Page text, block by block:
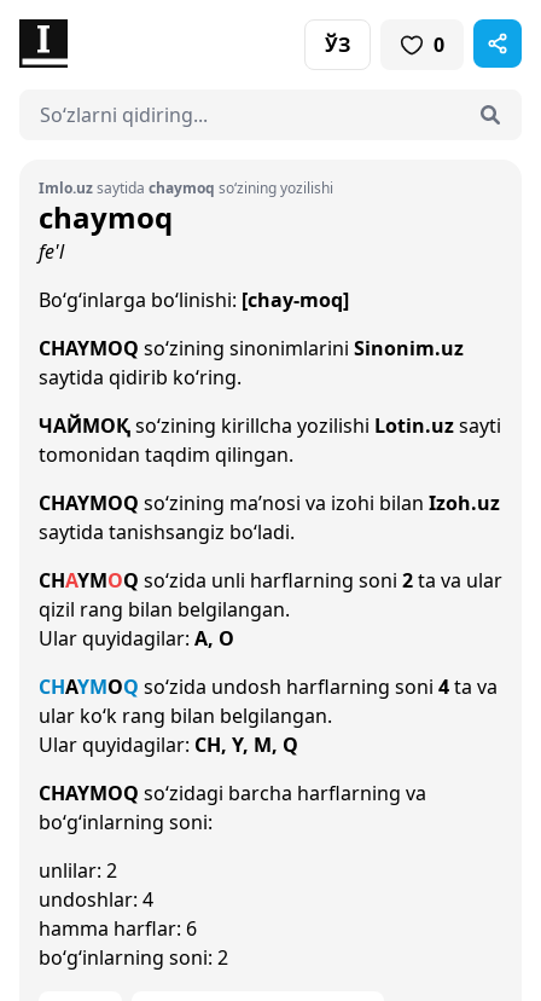
ЎЗ 0
Imlo.uzsaytida chaymoq so‘zining yozilishi
chaymoq
fe'l
Bo‘g‘inlarga bo‘linishi: [chay-moq]
CHAYMOQ so‘zining sinonimlarini Sinonim.uz
saytida qidirib ko‘ring.
ЧАЙМОҚso‘zining kirillcha yozilishi Lotin.uzsayti
tomonidan taqdim qilingan.
CHAYMOQ so‘zining ma’nosi va izohi bilan Izoh.uz
saytida tanishsangiz bo‘ladi.
CHAYMOQ so‘zida unli harflarning soni 2ta va ular
qizil rang bilan belgilangan.
Ular quyidagilar: A, O
CHAYMOQ so‘zida undosh harflarning soni 4ta va
ular ko‘k rang bilan belgilangan.
Ular quyidagilar: CH, Y, M, Q
CHAYMOQ so‘zidagi barcha harflarning va
bo‘g‘inlarning soni:
unlilar: 2
undoshlar: 4
hamma harflar: 6
bo‘g‘inlarning soni: 2